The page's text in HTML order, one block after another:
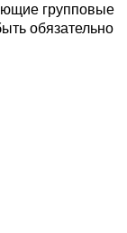
групповые
обязательно